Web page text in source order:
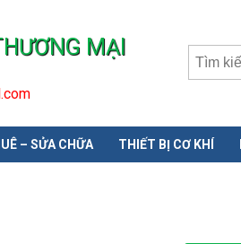
MẠI
Tìm
sản
– SỬA CHỮA THIẾT BỊ CƠ KHÍ